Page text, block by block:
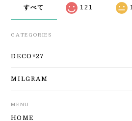
すべて 121
CATEGORIES
DECO*27
MILGRAM
MENU
HOME